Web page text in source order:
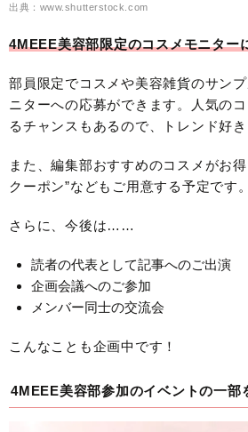
出典：www.shutterstock.com
4MEEE美容部限定のコスメモニター
部員限定でコスメや美容雑貨のサン
ニターへの応募ができます。人気の
るチャンスもあるので、トレンド好
また、編集部おすすめのコスメがお
クーポン”などもご用意する予定です。
さらに、今後は……
読者の代表として記事へのご出演
企画会議へのご参加
メンバー同士の交流会
こんなことも企画中です！
4MEEE美容部参加のイベントの一部